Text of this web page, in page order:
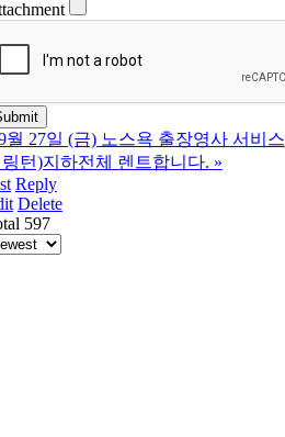
월 27일 (금) 노스욕 출장영사 서비스
턴)지하전체 렌트합니다. »
Reply
Delete
597